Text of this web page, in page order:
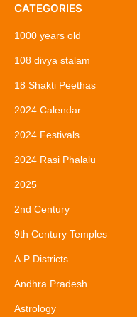
CATEGORIES
1000 years old
108 divya stalam
18 Shakti Peethas
2024 Calendar
2024 Festivals
2024 Rasi Phalalu
2025
2nd Century
9th Century Temples
A.P Districts
Andhra Pradesh
Astrology